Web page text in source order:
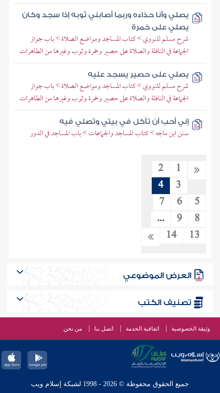
يصلي وأنا حذاءه وربما أصابني ثوبه إذا سجد وكان
يصلي على خمرة
شرح مسلم للنووي > كتاب المساجد ومواضع الصلاة > باب جواز
الجماعة في النافلة والصلاة على حصير وخمرة وثوب وغيرها من الطاهرات
يصلي على حصير يسجد عليه
شرح مسلم للنووي > كتاب المساجد ومواضع الصلاة > باب جواز
الجماعة في النافلة والصلاة على حصير وخمرة وثوب وغيرها من الطاهرات
إني أحب أن تأكل في بيتي وتصلي فيه
سنن ابن ماجه > كتاب المساجد والجماعات > باب المساجد في الدور
1
2
3
4
5
6
7
8
9
...
13
14
العرض الموضوعي
تصنيف الكتب
وثيقة الخصوصية اتفاقية الخدمة اتصل بنا من نحن
جميع الحقوق محفوظة © 2026 - 1998 لشبكة إسلام ويب